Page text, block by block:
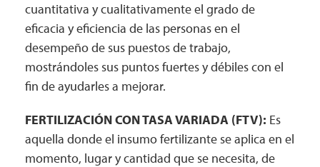
cuantitativa y cualitativamente el grado de
eficacia y eficiencia de las personas en el
desempeño de sus puestos de trabajo,
mostrándoles sus puntos fuertes y débiles con el
fin de ayudarles a mejorar.
FERTILIZACIÓN CON TASA VARIADA (FTV): Es
aquella donde el insumo fertilizante se aplica en el
momento, lugar y cantidad que se necesita, de